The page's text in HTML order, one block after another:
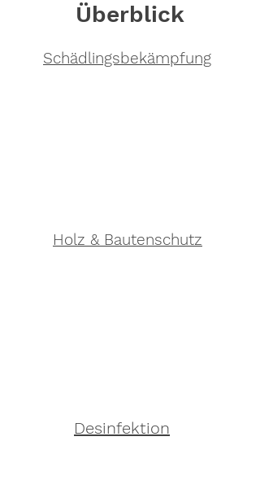
Überblick
Schädlingsbekämpfung
Holz & Bautenschutz
Desinfektion